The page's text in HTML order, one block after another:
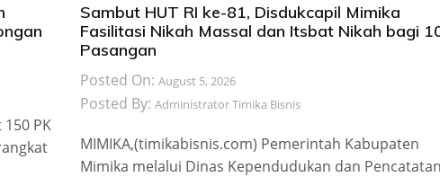
PK
Sambut HUT RI ke-81, Disdukcapil Mimika
Fasilitasi Nikah Massal dan Itsbat Nikah bagi
Pasangan
Posted On: August 5, 2026
Posted By: Administrator Timika Bisnis
MIMIKA,(timikabisnis.com) Pemerintah Kabupaten
Mimika melalui Dinas Kependudukan dan